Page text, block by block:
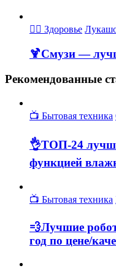
👩‍⚕ Здоровье
🍹Смузи —
Рекомендованные
📺 Бытовая техника
👌ТОП-24
функцией
📺 Бытовая техника
💨Лучшие
год по цене/